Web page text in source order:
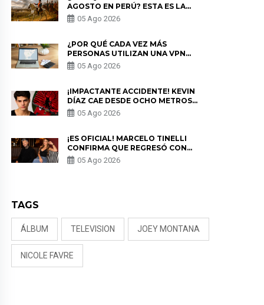
AGOSTO EN PERÚ? ESTA ES LA
HISTORIA
05 Ago 2026
¿POR QUÉ CADA VEZ MÁS
PERSONAS UTILIZAN UNA VPN
PARA PROTEGER SU
PRIVACIDAD?
05 Ago 2026
¡IMPACTANTE ACCIDENTE! KEVIN
DÍAZ CAE DESDE OCHO METROS
EN “ESTO ES GUERRA” Y GENERA
PREOCUPACIÓN
05 Ago 2026
¡ES OFICIAL! MARCELO TINELLI
CONFIRMA QUE REGRESÓ CON
MILETT FIGUEROA: “EL AMOR
PUDO MÁS”
05 Ago 2026
TAGS
ÁLBUM TELEVISION JOEY MONTANA
NICOLE FAVRE